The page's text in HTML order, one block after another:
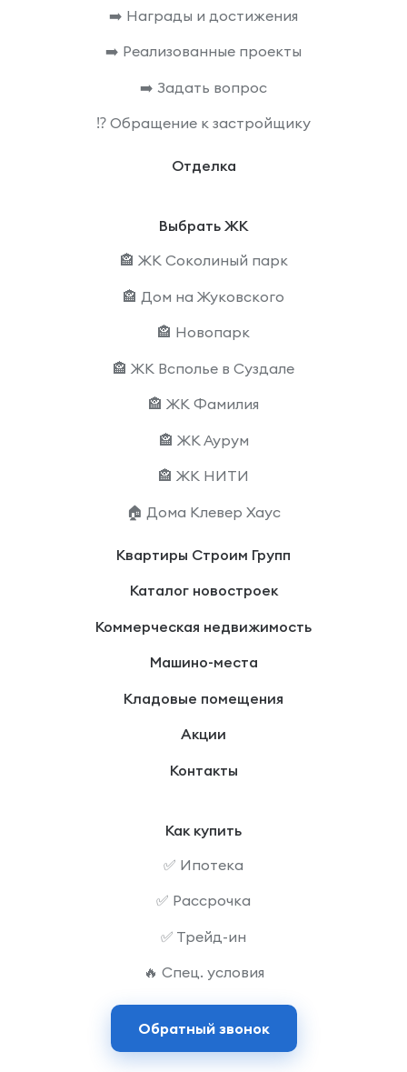
➡️ Награды и достижения
➡️ Реализованные проекты
➡️ Задать вопрос
⁉️ Обращение к застройщику
Отделка
Выбрать ЖК
🏤 ЖК Соколиный парк
🏤 Дом на Жуковского
🏤 Новопарк
🏤 ЖК Всполье в Суздале
🏤 ЖК Фамилия
🏤 ЖК Аурум
🏤 ЖК НИТИ
🏠 Дома Клевер Хаус
Квартиры Строим Групп
Каталог новостроек
Коммерческая недвижимость
Машино-места
Кладовые помещения
Акции
Контакты
Как купить
✅ Ипотека
✅ Рассрочка
✅ Трейд-ин
🔥 Спец. условия
Обратный звонок